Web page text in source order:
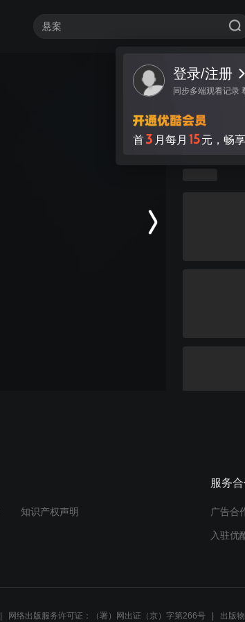
知识产权声明
服务
广告合
入驻优
网络出版服务许可证：（署）网出证（京）字第266号 出版